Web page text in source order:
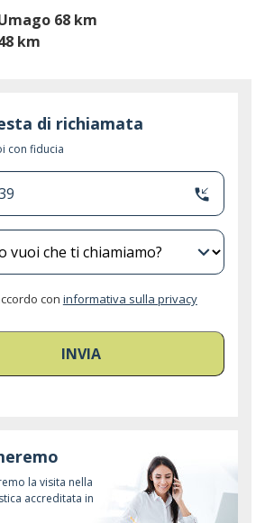
68 km
km
di richiamata
con fiducia
phone_callback
expand_more
con informativa sulla privacy
INVIA
la visita nella
accreditata in